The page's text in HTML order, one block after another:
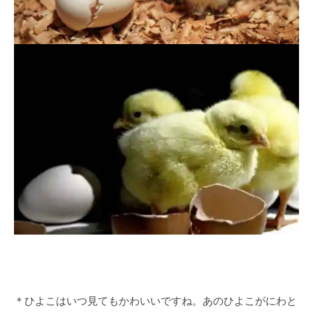
＊ひよこはいつ見てもかわいいですね。あのひよこがにわと